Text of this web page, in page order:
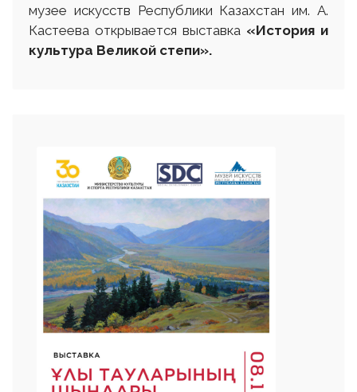
музее искусств Республики Казахстан им. А.
Кастеева открывается выставка «История и
культура Великой степи».